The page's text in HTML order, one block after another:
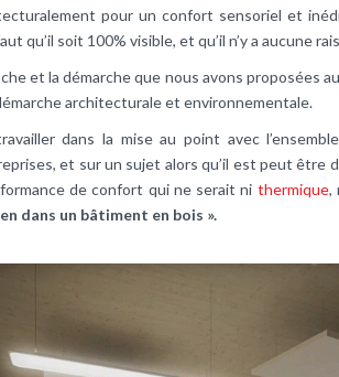
pour un confort sensoriel et
qu’il soit 100% visible, et qu’il n’y a aucune
et la démarche que nous avons proposées
architecturale et environnementale.
dans la mise au point avec
et sur un sujet alors qu’il est peut être
de confort qui ne serait ni thermique,
dans un bâtiment en bois ».